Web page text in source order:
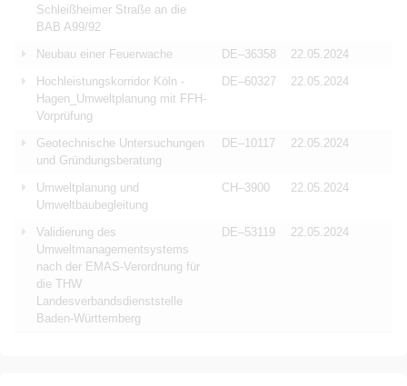
Schleißheimer Straße an die
BAB A99/92
Neubau einer Feuerwache DE–36358
22.05.2024
Hochleistungskorridor Köln -
Hagen_Umweltplanung mit FFH-
Vorprüfung
DE–60327 22.05.2024
Geotechnische Untersuchungen
und Gründungsberatung
DE–10117 22.05.2024
Umweltplanung und
Umweltbaubegleitung
CH–3900 22.05.2024
Validierung des
Umweltmanagementsystems
nach der EMAS-Verordnung für
die THW
Landesverbandsdienststelle
Baden-Württemberg
DE–53119 22.05.2024